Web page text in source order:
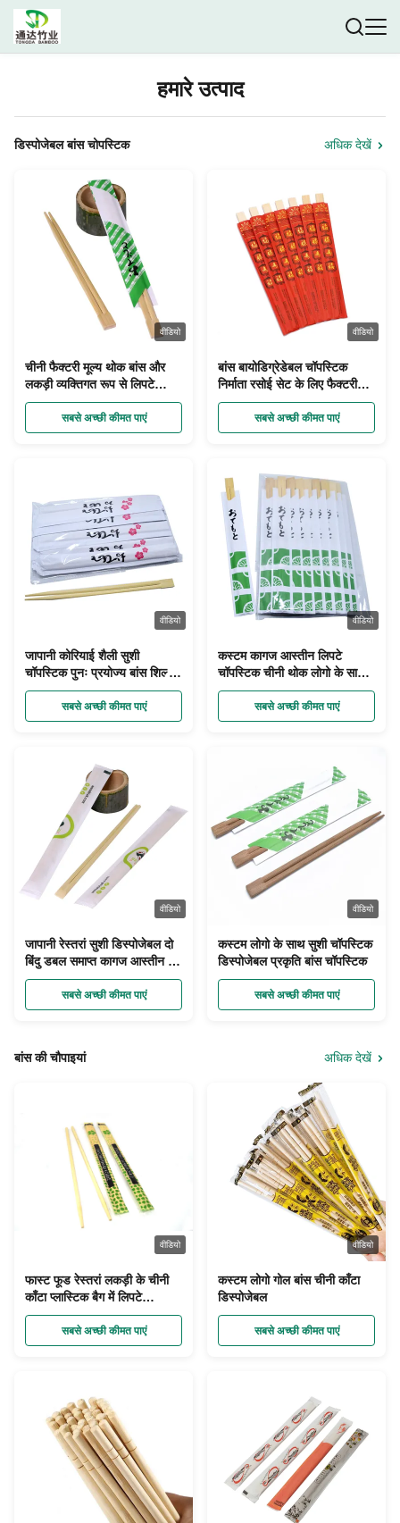
हमारे उत्पाद
डिस्पोजेबल बांस चोपस्टिक अधिक देखें
वीडियो
चीनी फैक्टरी मूल्य थोक बांस और
लकड़ी व्यक्तिगत रूप से लिपटे
डिस्पोजेबल सुशी चॉपस्टिक
सबसे अच्छी कीमत पाएं
वीडियो
बांस बायोडिग्रेडेबल चॉपस्टिक
निर्माता रसोई सेट के लिए फैक्टरी
बांस चॉपस्टिक
सबसे अच्छी कीमत पाएं
वीडियो
जापानी कोरियाई शैली सुशी
चॉपस्टिक पुनः प्रयोज्य बांस शिल्प
चॉपस्टिक अनुकूलित लोगो मुद्रित
चॉपस्टिकसबसे अच्छी कीमत पाएं
वीडियो
कस्टम कागज आस्तीन लिपटे
चॉपस्टिक चीनी थोक लोगो के साथ
चॉपस्टिक
सबसे अच्छी कीमत पाएं
वीडियो
जापानी रेस्तरां सुशी डिस्पोजेबल दो
बिंदु डबल समाप्त कागज आस्तीन के
साथ बांस चॉपस्टिक
सबसे अच्छी कीमत पाएं
वीडियो
कस्टम लोगो के साथ सुशी चॉपस्टिक
डिस्पोजेबल प्रकृति बांस चॉपस्टिक
सबसे अच्छी कीमत पाएं
बांस की चौपाइयां अधिक देखें
वीडियो
फास्ट फूड रेस्तरां लकड़ी के चीनी
काँटा प्लास्टिक बैग में लिपटे
डिस्पोजेबल सेट करें
सबसे अच्छी कीमत पाएं
वीडियो
कस्टम लोगो गोल बांस चीनी काँटा
डिस्पोजेबल
सबसे अच्छी कीमत पाएं